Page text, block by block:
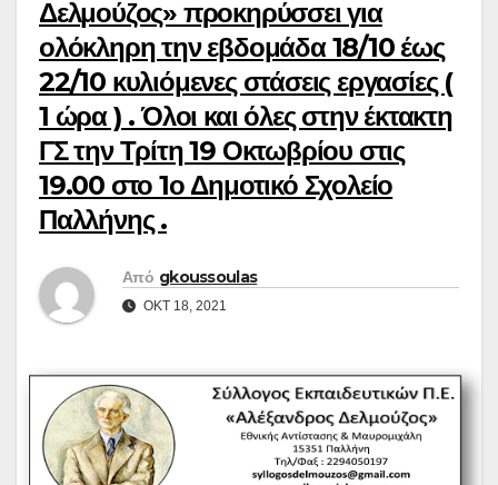
Δελμούζος» προκηρύσσει για
ολόκληρη την εβδομάδα 18/10 έως
22/10 κυλιόμενες στάσεις εργασίες (
1 ώρα ) . Όλοι και όλες στην έκτακτη
ΓΣ την Τρίτη 19 Οκτωβρίου στις
19.00 στο 1ο Δημοτικό Σχολείο
Παλλήνης .
Από gkoussoulas
ΟΚΤ 18, 2021